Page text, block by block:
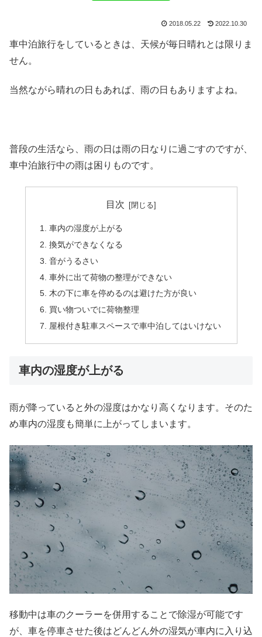
2018.05.22 2022.10.30
車中泊旅行をしているときは、天候が毎日晴れとは限りま
せん。
当然ながら晴れの日もあれば、雨の日もありますよね。
普段の生活なら、雨の日は雨の日なりに過ごすのですが、
車中泊旅行中の雨は困りものです。
目次
車内の湿度が上がる
換気ができなくなる
音がうるさい
車外に出て荷物の整理ができない
木の下に車を停めるのは避けた方が良い
買い物ついでに荷物整理
屋根付き駐車スペースで車中泊してはいけない
車内の湿度が上がる
雨が降っていると外の湿度はかなり高くなります。そのた
め車内の湿度も簡単に上がってしまいます。
移動中は車のクーラーを併用することで除湿が可能です
が、車を停車させた後はどんどん外の湿気が車内に入り込